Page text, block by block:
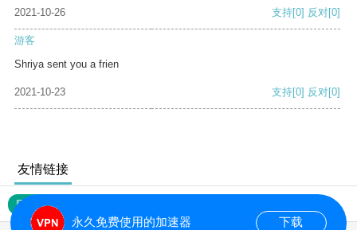
2021-10-26 支持[0] 反对[0]
游客
Shriya sent you a frien
2021-10-23 支持[0] 反对[0]
友情链接
网站地图
永久免费使用的加速器 下载